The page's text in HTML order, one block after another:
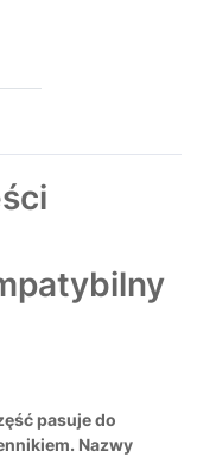
pasuje do
Nazwy